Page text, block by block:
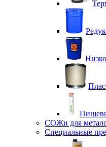
СОЖи для
Специальные